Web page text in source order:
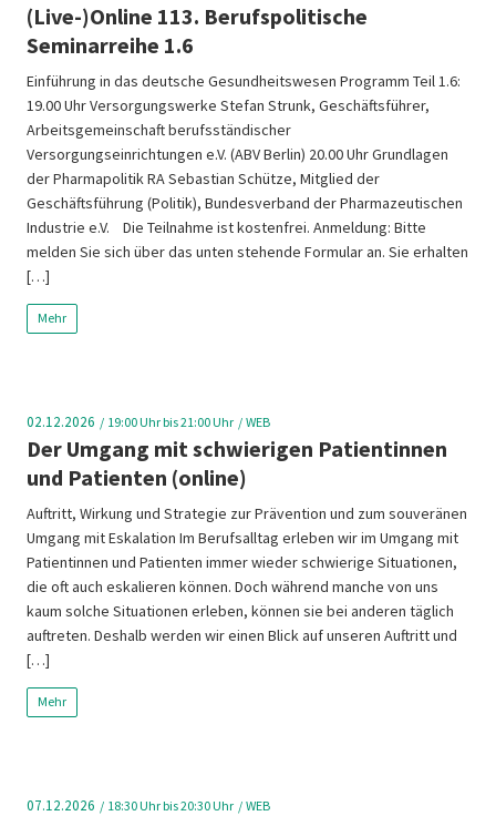
(Live-)Online 113. Berufspolitische
Seminarreihe 1.6
Einführung in das deutsche Gesundheitswesen Programm Teil 1.6:
19.00 Uhr Versorgungswerke Stefan Strunk, Geschäftsführer,
Arbeitsgemeinschaft berufsständischer
Versorgungseinrichtungen e.V. (ABV Berlin) 20.00 Uhr Grundlagen
der Pharmapolitik RA Sebastian Schütze, Mitglied der
Geschäftsführung (Politik), Bundesverband der Pharmazeutischen
Industrie e.V. Die Teilnahme ist kostenfrei. Anmeldung: Bitte
melden Sie sich über das unten stehende Formular an. Sie erhalten
[…]
Mehr
02.12.2026 19:00Uhr bis 21:00 Uhr WEB
Der Umgang mit schwierigen Patientinnen
und Patienten (online)
Auftritt, Wirkung und Strategie zur Prävention und zum souveränen
Umgang mit Eskalation Im Berufsalltag erleben wir im Umgang mit
Patientinnen und Patienten immer wieder schwierige Situationen,
die oft auch eskalieren können. Doch während manche von uns
kaum solche Situationen erleben, können sie bei anderen täglich
auftreten. Deshalb werden wir einen Blick auf unseren Auftritt und
[…]
Mehr
07.12.2026 18:30Uhr bis 20:30 Uhr WEB